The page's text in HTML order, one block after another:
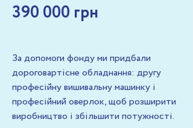
390 000 грн
За допомоги фонду ми придбали
дороговартісне обладнання: другу
професійну вишивальну машинку і
професійний оверлок, щоб розширити
виробництво і збільшити потужності.